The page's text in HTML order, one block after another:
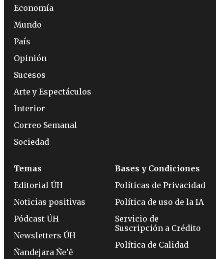
Economía
Mundo
País
Opinión
Sucesos
Arte y Espectáculos
Interior
Correo Semanal
Sociedad
Temas
Editorial ÚH
Noticias positivas
Pódcast ÚH
Newsletters ÚH
Ñandejara Ñe’ẽ
Bases y Condiciones
Políticas de Privacidad
Política de uso de la IA
Servicio de
Suscripción a Crédito
Política de Calidad